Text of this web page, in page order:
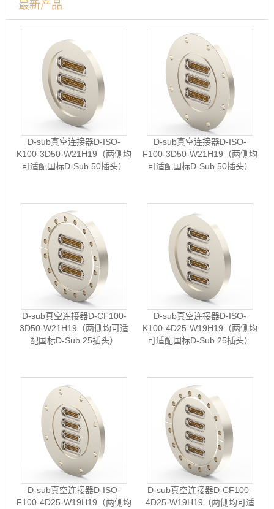
最新产品
D-sub真空连接器D-ISO-
K100-3D50-W21H19（两侧均
可适配国标D-Sub 50插头）
D-sub真空连接器D-ISO-
F100-3D50-W21H19（两侧均
可适配国标D-Sub 50插头）
D-sub真空连接器D-CF100-
3D50-W21H19（两侧均可适
配国标D-Sub 25插头）
D-sub真空连接器D-ISO-
K100-4D25-W19H19（两侧均
可适配国标D-Sub 25插头）
D-sub真空连接器D-ISO-
F100-4D25-W19H19（两侧均
D-sub真空连接器D-CF100-
4D25-W19H19（两侧均可适